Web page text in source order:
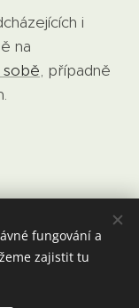
i
na
sobě, případně
fungování a
zajistit tu